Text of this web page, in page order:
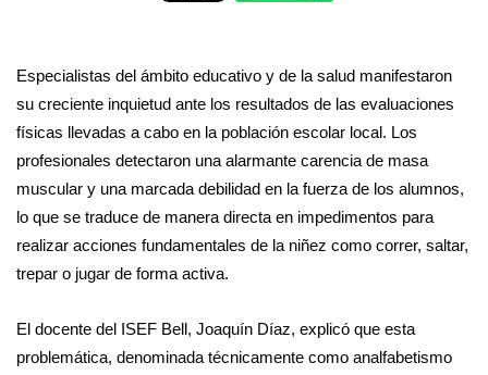
Especialistas del ámbito educativo y de la salud manifestaron
su creciente inquietud ante los resultados de las evaluaciones
físicas llevadas a cabo en la población escolar local. Los
profesionales detectaron una alarmante carencia de masa
muscular y una marcada debilidad en la fuerza de los alumnos,
lo que se traduce de manera directa en impedimentos para
realizar acciones fundamentales de la niñez como correr, saltar,
trepar o jugar de forma activa.
El docente del ISEF Bell, Joaquín Díaz, explicó que esta
problemática, denominada técnicamente como analfabetismo